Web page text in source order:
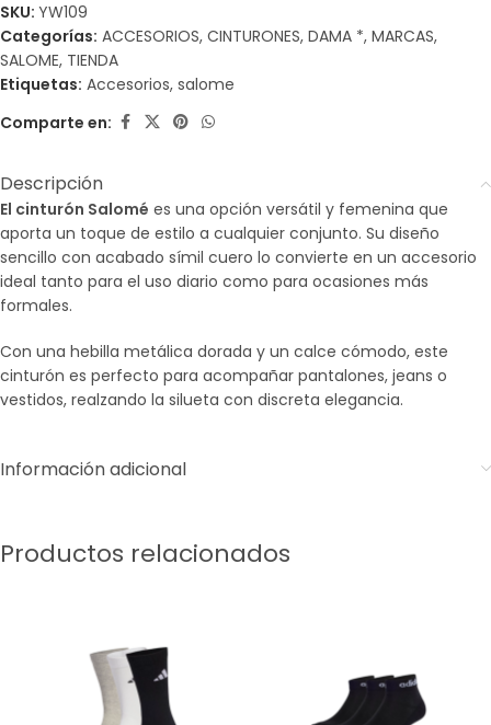
SKU: YW109
Categorías: ACCESORIOS, CINTURONES, DAMA *, MARCAS,
SALOME, TIENDA
Etiquetas: Accesorios, salome
Comparte en:
Descripción
El cinturón Salomé es una opción versátil y femenina que
aporta un toque de estilo a cualquier conjunto. Su diseño
sencillo con acabado símil cuero lo convierte en un accesorio
ideal tanto para el uso diario como para ocasiones más
formales.
Con una hebilla metálica dorada y un calce cómodo, este
cinturón es perfecto para acompañar pantalones, jeans o
vestidos, realzando la silueta con discreta elegancia.
Información adicional
Productos relacionados